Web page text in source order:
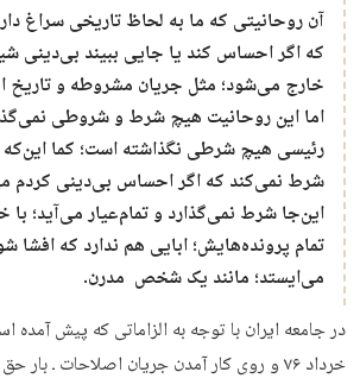
آن روحانیتی که ما به لحاظ تاریخی سراغ
که اگر احساس کند یا جایی ببیند بی‌دینی
خارج می‌شود؛ مثل جریان مشروطه و تاریخ
اما این روحانیت هیچ شرط و شروطی
رئیسی هیچ شرطی نگذاشته است؛ کما این‌که
شرط نمی‌کند که اگر احساس بی‌دینی کردم
این‌جا شرط نمی‌گذارد و تمام‌عیار می‌آید؛ با
تمام پرونده‌هایش؛ ابایی هم ندارد که افشا
می‌ایستد؛ مانند یک شخص مدرن.
در جامعه ایران با توجه به الزاماتی که پیش آمده
خرداد ۷۶ و روی کار آمدن جریان اصلاحات ـ